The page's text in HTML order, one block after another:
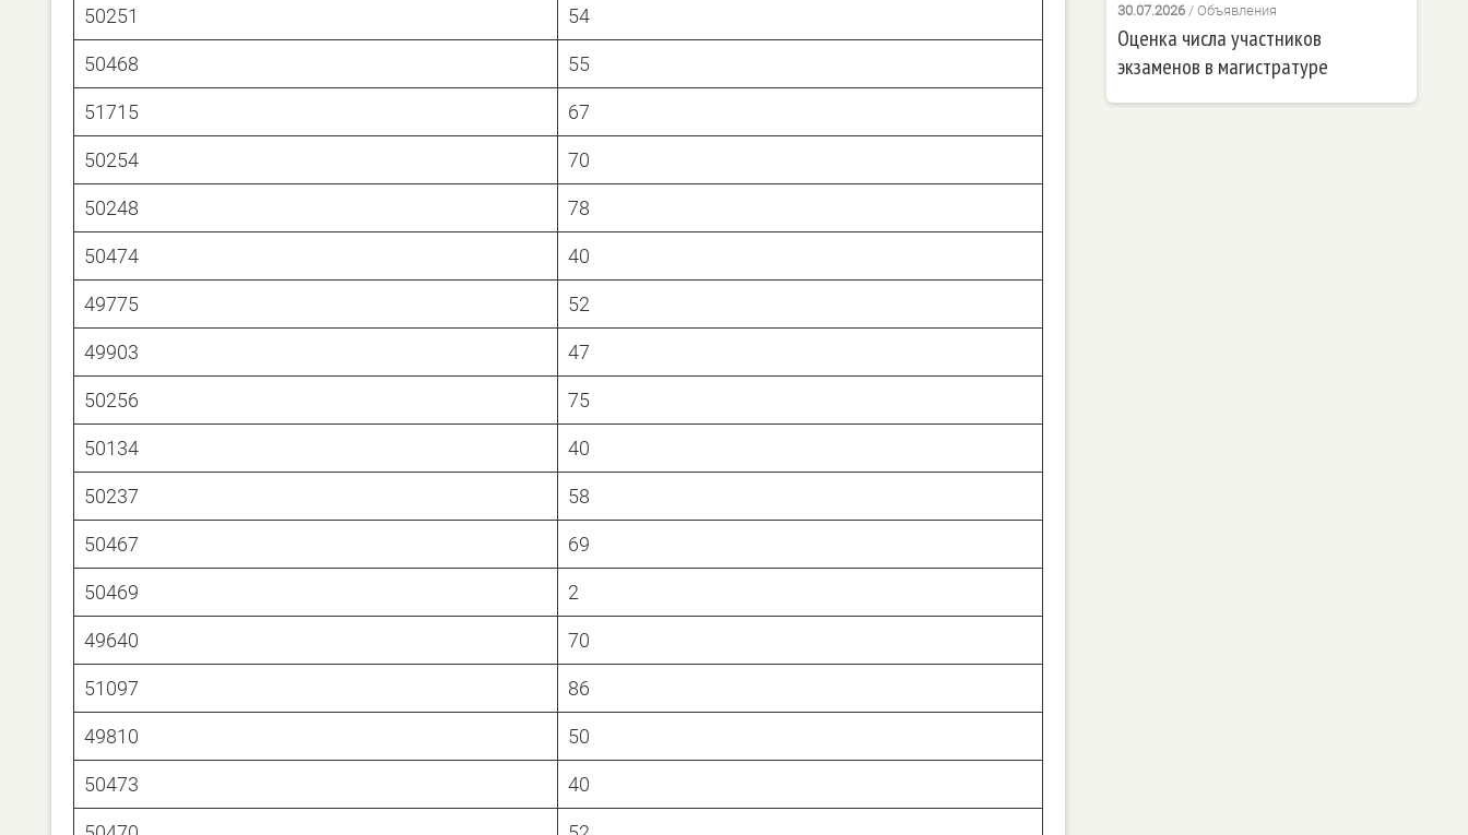
50251 54
50468 55
51715 67
50254 70
50248 78
50474 40
49775 52
49903 47
50256 75
50134 40
50237 58
50467 69
50469 2
49640 70
51097 86
49810 50
50473 40
30.07.2026/ Объявления
Оценка числа участников
экзаменов в магистратуре